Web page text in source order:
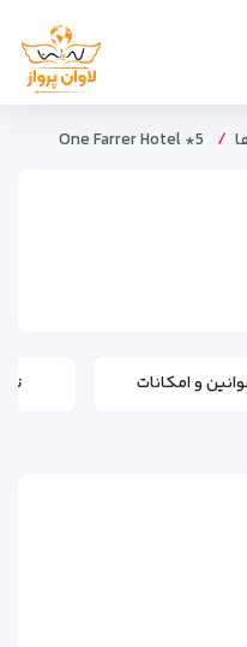
One Farrer Hotel *5
و امکانات